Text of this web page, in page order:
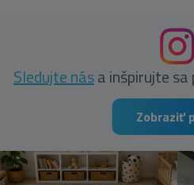
Sledujte nása inšpirujte
Zobraziť